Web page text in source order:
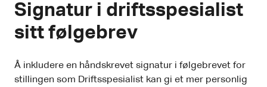
Signatur i driftsspesialist
sitt følgebrev
Å inkludere en håndskrevet signatur i følgebrevet for
stillingen som Driftsspesialist kan gi et mer personlig